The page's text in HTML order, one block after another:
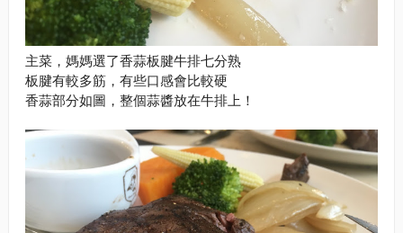
主菜，媽媽選了香蒜板腱牛排七分熟
板腱有較多筋，有些口感會比較硬
香蒜部分如圖，整個蒜醬放在牛排上！